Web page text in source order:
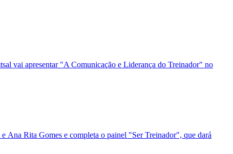
vai apresentar "A Comunicação e Liderança do Treinador" no
Ana Rita Gomes e completa o painel "Ser Treinador", que dará